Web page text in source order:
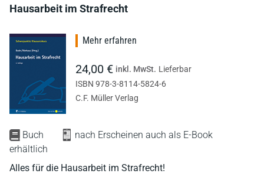
Hausarbeit im Strafrecht
Buch
nach Erscheinen auch als E-Book
erhältlich
Alles für die Hausarbeit im Strafrecht!
Mehr erfahren
24,00 € inkl. MwSt. Lieferbar
ISBN 978-3-8114-5824-6
C.F. Müller Verlag